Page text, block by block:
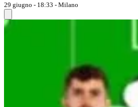
29 giugno - 18:33 - Milano